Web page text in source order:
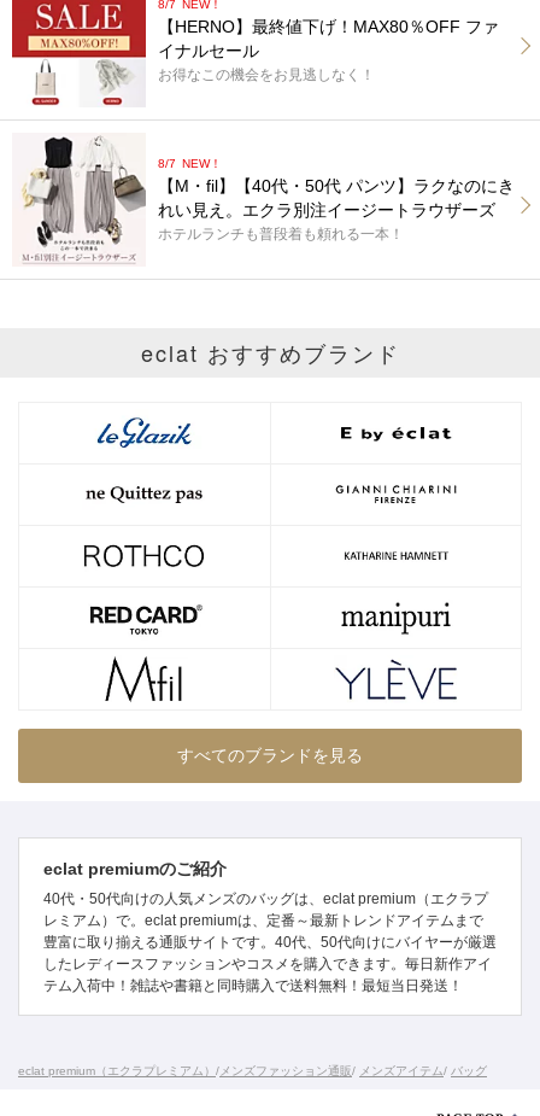
8/7 NEW！
【HERNO】最終値下げ！MAX80％OFF ファ
イナルセール
お得なこの機会をお見逃しなく！
8/7 NEW！
【M・fil】【40代・50代 パンツ】ラクなのにき
れい見え。エクラ別注イージートラウザーズ
ホテルランチも普段着も頼れる一本！
eclat おすすめブランド
すべてのブランドを見る
eclat premiumのご紹介
40代・50代向けの人気メンズのバッグは、eclat premium（エクラプ
レミアム）で。eclat premiumは、定番～最新トレンドアイテムまで
豊富に取り揃える通販サイトです。40代、50代向けにバイヤーが厳選
したレディースファッションやコスメを購入できます。毎日新作アイ
テム入荷中！雑誌や書籍と同時購入で送料無料！最短当日発送！
eclat premium（エクラプレミアム） / メンズファッション通販/ メンズアイテム/ バッグ